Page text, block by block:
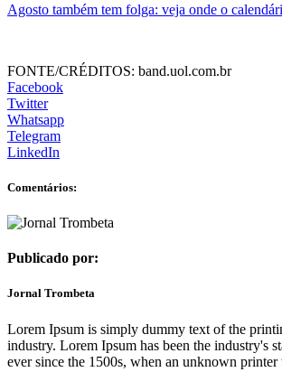
Agosto também tem folga: veja onde o
FONTE/CRÉDITOS: band.uol.com.br
Facebook
Twitter
Whatsapp
Telegram
LinkedIn
Comentários:
Publicado por:
Jornal Trombeta
Lorem Ipsum is simply dummy text of the
industry. Lorem Ipsum has been the industry's
ever since the 1500s, when an unknown